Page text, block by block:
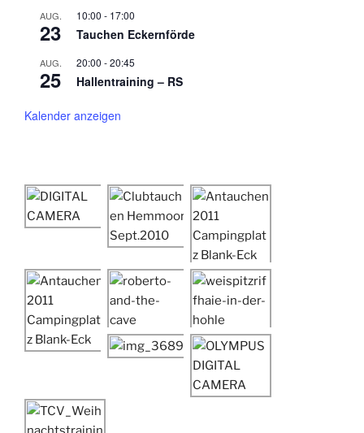
AUG.
23
10:00 - 17:00
Tauchen Eckernförde
AUG.
25
20:00 -20:45
Hallentraining – RS
Kalender anzeigen